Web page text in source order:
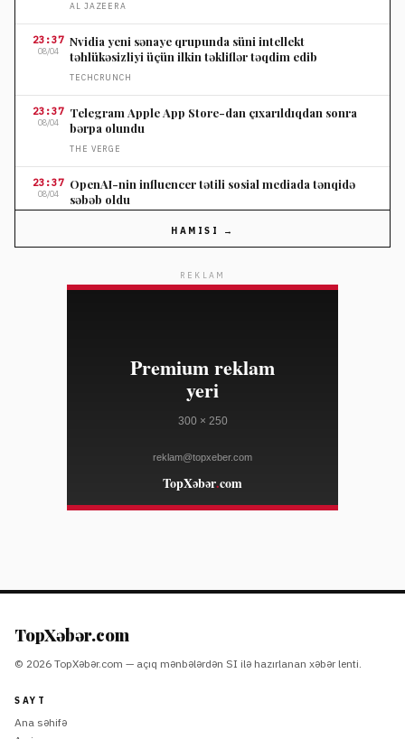
AL JAZEERA
23:37
08/04
Nvidia yeni sənaye qrupunda süni intellekt
təhlükəsizliyi üçün ilkin təkliflər təqdim edib
TECHCRUNCH
23:37
08/04
Telegram Apple App Store-dan çıxarıldıqdan sonra
bərpa olundu
THE VERGE
23:37
08/04
OpenAI-nin influencer tətili sosial mediada tənqidə
səbəb oldu
ELLE
Marko Rubio Hörmüz Boğazında Gömrük Sazişi üzrə
irəliləyişdən xəbər verib
mürəkkəb edə bilər
WWD
HAMISI →
REKLAM
TopXəbər.com
© 2026 TopXəbər.com — açıq mənbələrdən SI ilə hazırlanan xəbər lenti.
SAYT
Ana səhifə